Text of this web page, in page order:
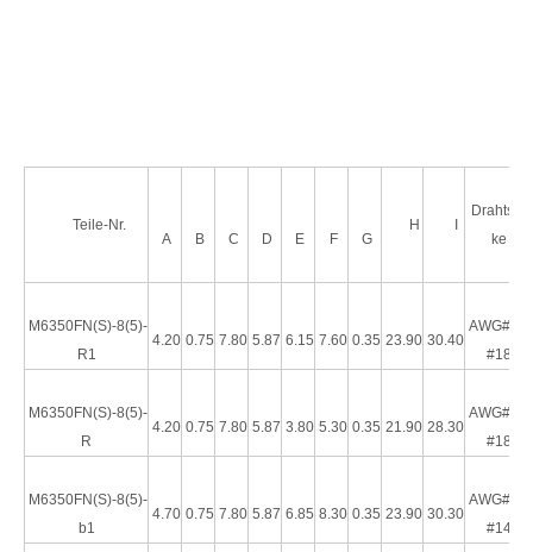
Teile-Nr.
A
B C D E F G
H
Drahtstär
ke
M6350FN(S)-8(5)-
R1
4.20 0.75 7.80 5.87 6.15 7.60 0.35 23.90 30.40
AWG#22-
#18
M6350FN(S)-8(5)-
R
4.20 0.75 7.80 5.87 3.80 5.30 0.35 21.90 28.30
AWG#22-
#18
M6350FN(S)-8(5)-
b1
4.70 0.75 7.80 5.87 6.85 8.30 0.35 23.90 30.30
AWG#16-
#14